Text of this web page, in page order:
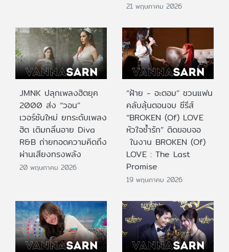
21 พฤษภาคม 2026
JMNK ปลุกเพลงฮิตยุค
2000 ส่ง “วอน”
เวอร์ชันใหม่ ยกระดับเพลง
ฮิต เติมกลิ่นอาย Diva
R&B ถ่ายทอดความคิดถึง
ผ่านเสียงทรงพลัง
20 พฤษภาคม 2026
“ฝ้าย - อะตอม” ชวนแฟน
คลับลุ้นตอนจบ ซีรีส์
“BROKEN (Of) LOVE
หัวใจช้ำรัก” ติดขอบจอ
ในงาน BROKEN (Of)
LOVE : The Last
Promise
19 พฤษภาคม 2026